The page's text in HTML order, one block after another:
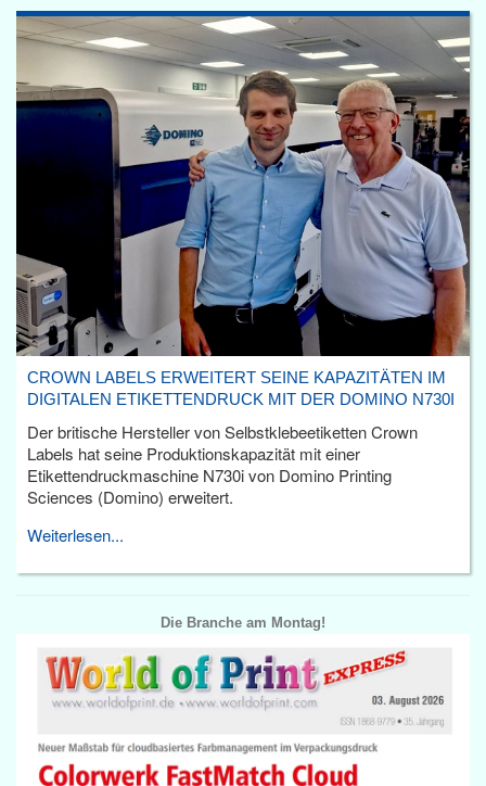
CROWN LABELS ERWEITERT SEINE KAPAZITÄTEN IM
DIGITALEN ETIKETTENDRUCK MIT DER DOMINO N730I
Der britische Hersteller von Selbstklebeetiketten Crown
Labels hat seine Produktionskapazität mit einer
Etikettendruckmaschine N730i von Domino Printing
Sciences (Domino) erweitert.
Weiterlesen...
Die Branche am Montag!